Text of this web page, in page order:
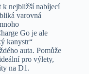
k nejbližší nabíjecí
varovná
Go je ale
kanystr“
auta. Pomůže
pro výlety,
na D1.